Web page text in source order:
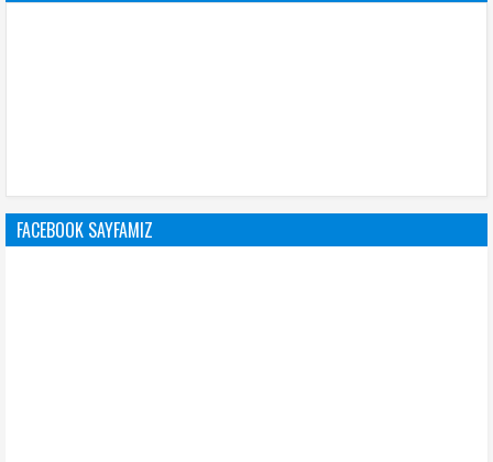
FACEBOOK SAYFAMIZ